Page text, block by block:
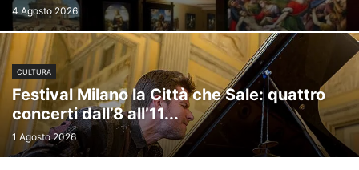
4 Agosto 2026
CULTURA
Festival Milano la Città che Sale: quattro
concerti dall’8 all’11...
1 Agosto 2026